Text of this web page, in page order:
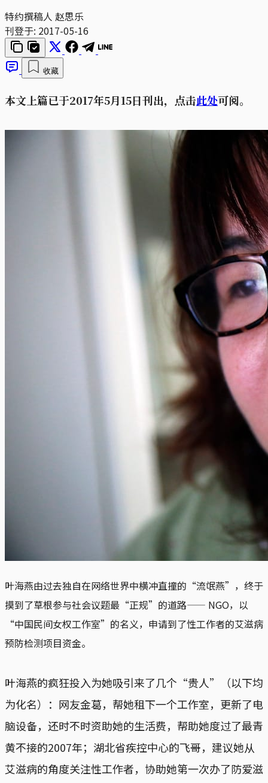
特约撰稿人 赵思乐
刊登于: 2017-05-16
收藏
本文上篇已于2017年5月15日刊出，点击此处可阅。
叶海燕由过去独自在网络世界中横冲直撞的“流氓燕”，终于
摸到了草根参与社会议题最“正规”的道路—— NGO，以
“中国民间女权工作室”的名义，申请到了性工作者的艾滋病
预防检测项目资金。
叶海燕的疯狂投入为她吸引来了几个“贵人”（以下均
为化名）：网友金葛，帮她租下一个工作室，更新了电
脑设备，还时不时资助她的生活费，帮助她度过了最青
黄不接的2007年；湖北省疾控中心的飞哥，建议她从
艾滋病的角度关注性工作者，协助她第一次办了防爱滋